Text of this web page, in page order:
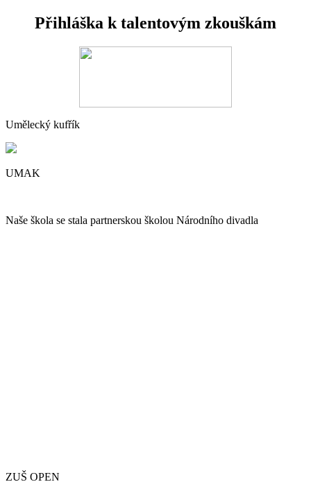
Přihláška k talentovým zkouškám
Umělecký kufřík
UMAK
Naše škola se stala partnerskou školou Národního divadla
ZUŠ OPEN